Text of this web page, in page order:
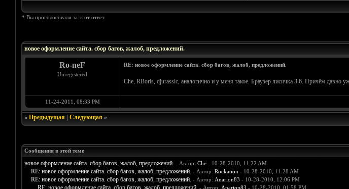
* Вы проголосовали за этот ответ.
новое оформление сайта. сбор багов, жалоб, предложений.
Ro-neF
Unregistered
RE: новое оформление сайта. сбор багов, жалоб, предложений.
Che, RBoris, djurassic, аналогично и у меня такое. Браузер лисичка 3.6. Причём давно
11-24-2011, 08:33 PM
« Предыдущая| Следующая»
Сообщения в этой теме
новое оформление сайта. сбор багов, жалоб, предложений. - Автор: Che- 10-28-2010, 11:22 AM
RE: новое оформление сайта. сбор багов, жалоб, предложений. - Автор: Rockation - 10-28-2010, 11:28 AM
RE: новое оформление сайта. сбор багов, жалоб, предложений. - Автор: Anarion83 - 10-28-2010, 12:06 PM
RE: новое оформление сайта. сбор багов, жалоб, предложений. - Автор: Anarion83 - 10-28-2010, 01:58 PM